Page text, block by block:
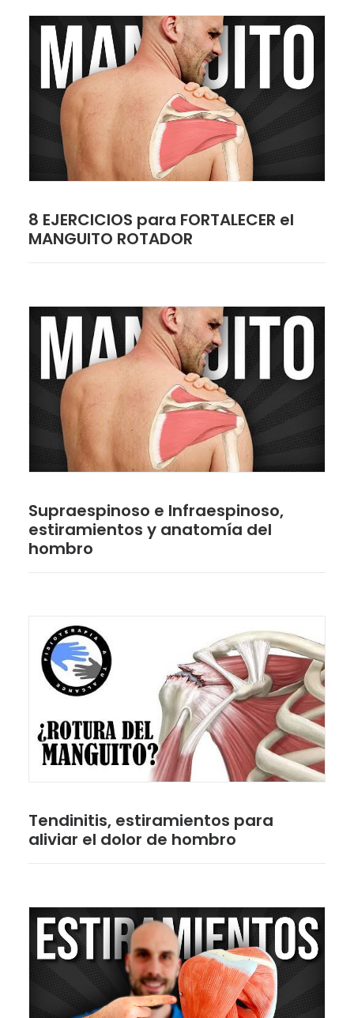
8 EJERCICIOS para FORTALECER el
MANGUITO ROTADOR
Supraespinoso e Infraespinoso,
estiramientos y anatomía del
hombro
Tendinitis, estiramientos para
aliviar el dolor de hombro